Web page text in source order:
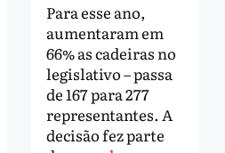
Para esse ano,
aumentaram em
66% as cadeiras no
legislativo – passa
de 167 para 277
representantes. A
decisão fez parte